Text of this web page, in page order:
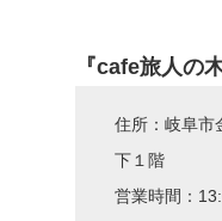
『cafe旅人の木
住所：岐阜
下１階
営業時間：